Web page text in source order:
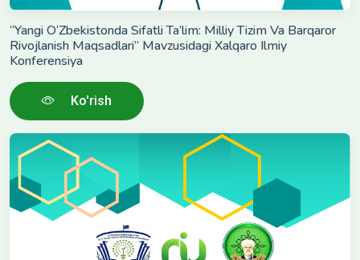
“Yangi O‘Zbekistonda Sifatli Ta’lim: Milliy Tizim Va Barqaror
Rivojlanish Maqsadlari” Mavzusidagi Xalqaro Ilmiy
Konferensiya
Ko'rish